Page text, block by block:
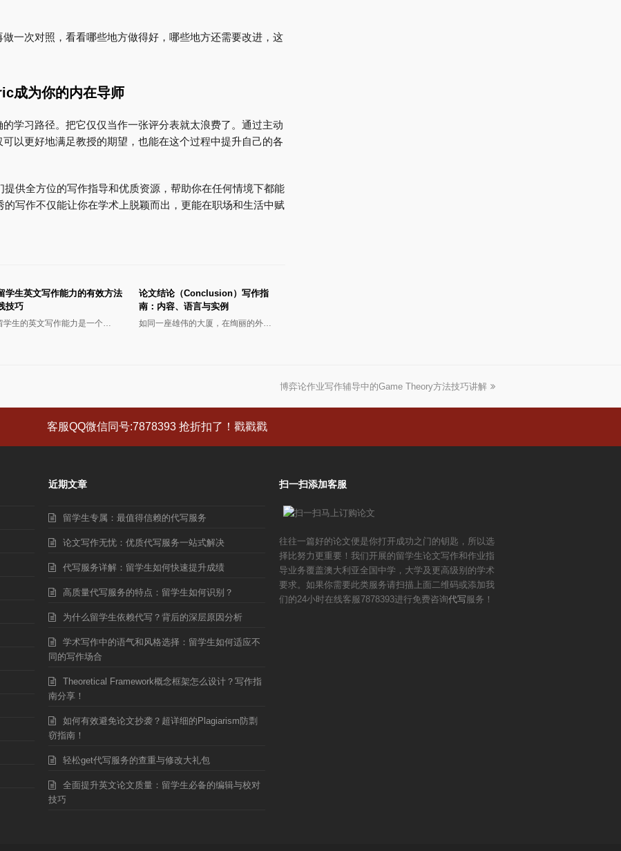
一次对照，看看哪些地方做得好，哪些地方还需要改进，这
成为你的内在导师
学习路径。把它仅仅当作一张评分表就太浪费了。通过主动
以更好地满足教授的期望，也能在这个过程中提升自己的各
供全方位的写作指导和优质资源，帮助你在任何情境下都能
写作不仅能让你在学术上脱颖而出，更能在职场和生活中赋
学生英文写作能力的有效方法
技巧
学生的英文写作能力是一个…
论文结论（Conclusion）写作指
南：内容、语言与实例
如同一座雄伟的大厦，在绚丽的外…
下
章:
博弈论作业写作辅导中的Game Theory方法技巧讲解
客服QQ微信同号:7878393 抢折扣了！戳戳戳
近期文章
留学生专属：最值得信赖的代写服务
论文写作无忧：优质代写服务一站式解决
代写服务详解：留学生如何快速提升成绩
高质量代写服务的特点：留学生如何识别？
为什么留学生依赖代写？背后的深层原因分析
学术写作中的语气和风格选择：留学生如何适应不
同的写作场合
Theoretical Framework概念框架怎么设计？写作指
南分享！
如何有效避免论文抄袭？超详细的Plagiarism防剽
窃指南！
轻松get代写服务的查重与修改大礼包
全面提升英文论文质量：留学生必备的编辑与校对
技巧
扫一扫添加客服
往往一篇好的论文便是你打开成功之门的钥匙，所以选
择比努力更重要！我们开展的留学生论文写作和作业指
导业务覆盖澳大利亚全国中学，大学及更高级别的学术
要求。如果你需要此类服务请扫描上面二维码或添加我
们的24小时在线客服7878393进行免费咨询代写 服务！